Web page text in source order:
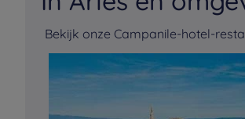
Bekijk onze Campanile-hotel-